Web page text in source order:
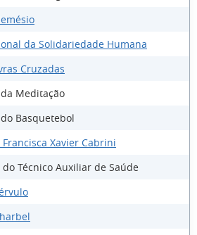
da Solidariedade Humana
Cruzadas
Meditação
Basquetebol
Xavier Cabrini
Técnico Auxiliar de Saúde